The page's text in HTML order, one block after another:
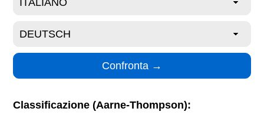
Classificazione (Aarne-Thompson):